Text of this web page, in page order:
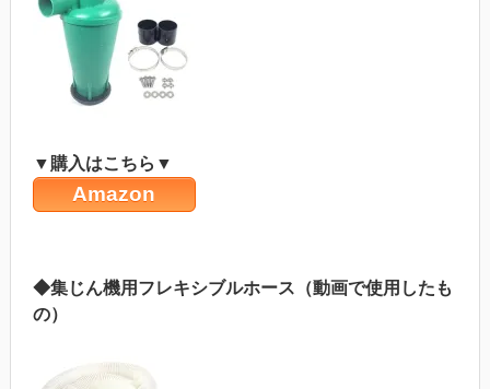
▼購入はこちら▼
Amazon
◆集じん機用フレキシブルホース（動画で使用したも
の）